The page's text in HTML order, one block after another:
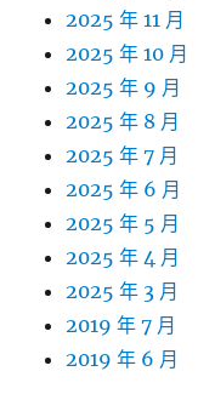
2025 年 11 月
2025 年 10 月
2025 年 9 月
2025 年 8 月
2025 年 7 月
2025 年 6 月
2025 年 5 月
2025 年 4 月
2025 年 3 月
2019 年 7 月
2019 年 6 月